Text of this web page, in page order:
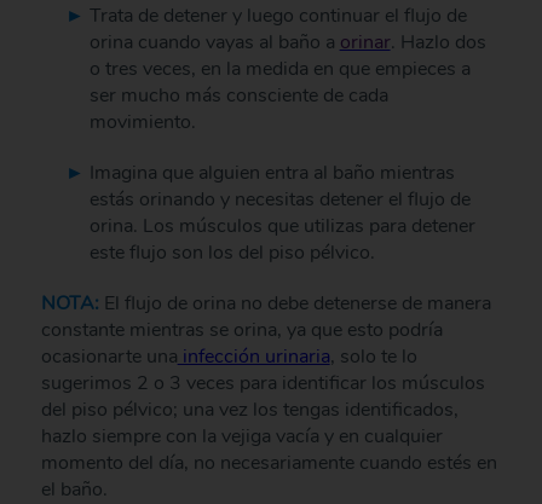
Trata de detener y luego continuar el flujo de
orina cuando vayas al baño a orinar. Hazlo dos
o tres veces, en la medida en que empieces a
ser mucho más consciente de cada
movimiento.
Imagina que alguien entra al baño mientras
estás orinando y necesitas detener el flujo de
orina. Los músculos que utilizas para detener
este flujo son los del piso pélvico.
NOTA: El flujo de orina no debe detenerse de manera
constante mientras se orina, ya que esto podría
ocasionarte una infección urinaria, solo te lo
sugerimos 2 o 3 veces para identificar los músculos
del piso pélvico; una vez los tengas identificados,
hazlo siempre con la vejiga vacía y en cualquier
momento del día, no necesariamente cuando estés en
el baño.